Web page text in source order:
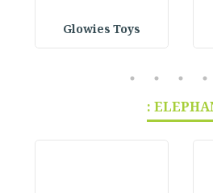
Glowies Toys
2
3
4
5